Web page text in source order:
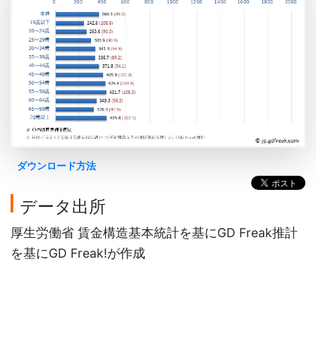
ダウンロード方法
データ出所
厚生労働省 賃金構造基本統計を基にGD Freak推計
を基にGD Freak!が作成